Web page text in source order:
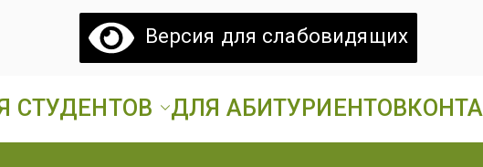
Версия для слабовидящих
аграрный техникум».
СТУДЕНТОВ ДЛЯ АБИТУРИЕНТОВ